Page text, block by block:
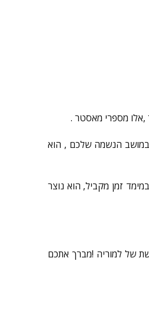
במושב הנשמה שלכם , הוא
זמן מקביל, הוא נוצר
של למוריה !מברך אתכם